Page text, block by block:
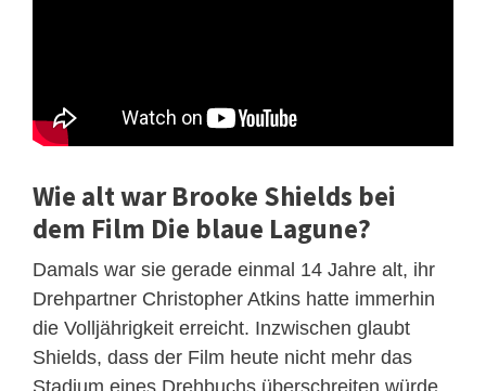
Wie alt war Brooke Shields bei
dem Film Die blaue Lagune?
Damals war sie gerade einmal 14 Jahre alt, ihr
Drehpartner Christopher Atkins hatte immerhin
die Volljährigkeit erreicht. Inzwischen glaubt
Shields, dass der Film heute nicht mehr das
Stadium eines Drehbuchs überschreiten würde.